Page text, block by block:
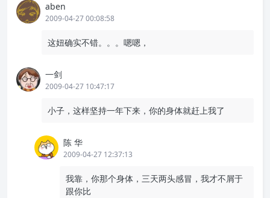
aben
2009-04-27 00:08:58
这妞确实不错。。。嗯嗯，
一剑
2009-04-27 10:47:17
小子，这样坚持一年下来，你的身体就赶上我了
陈 华
2009-04-27 12:37:13
我靠，你那个身体，三天两头感冒，我才不屑于
跟你比